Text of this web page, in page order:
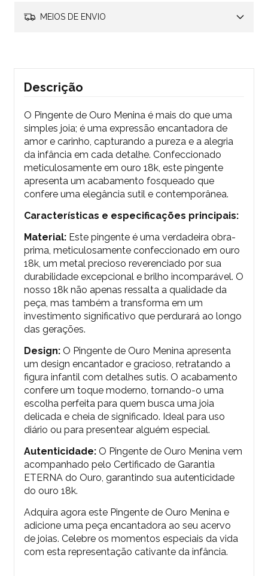
MEIOS DE ENVIO
Descrição
O Pingente de Ouro Menina é mais do que uma
simples joia; é uma expressão encantadora de
amor e carinho, capturando a pureza e a alegria
da infância em cada detalhe. Confeccionado
meticulosamente em ouro 18k, este pingente
apresenta um acabamento fosqueado que
confere uma elegância sutil e contemporânea.
Características e especificações principais:
Material: Este pingente é uma verdadeira obra-
prima, meticulosamente confeccionado em ouro
18k, um metal precioso reverenciado por sua
durabilidade excepcional e brilho incomparável. O
nosso 18k não apenas ressalta a qualidade da
peça, mas também a transforma em um
investimento significativo que perdurará ao longo
das gerações.
Design: O Pingente de Ouro Menina apresenta
um design encantador e gracioso, retratando a
figura infantil com detalhes sutis. O acabamento
confere um toque moderno, tornando-o uma
escolha perfeita para quem busca uma joia
delicada e cheia de significado. Ideal para uso
diário ou para presentear alguém especial.
Autenticidade: O Pingente de Ouro Menina vem
acompanhado pelo Certificado de Garantia
ETERNA do Ouro, garantindo sua autenticidade
do ouro 18k.
Adquira agora este Pingente de Ouro Menina e
adicione uma peça encantadora ao seu acervo
de joias. Celebre os momentos especiais da vida
com esta representação cativante da infância.